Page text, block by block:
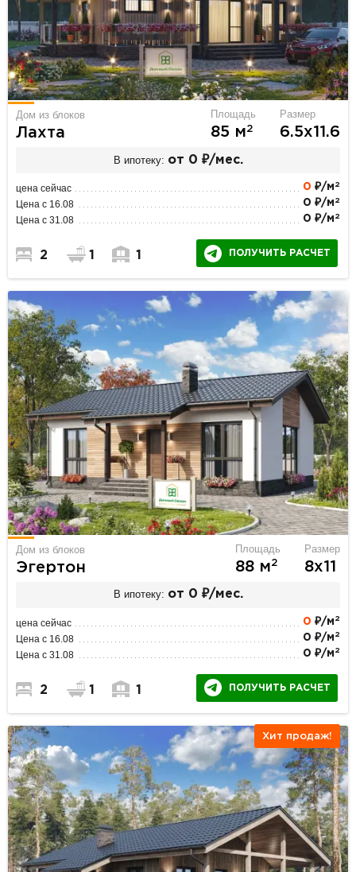
Дом из блоков
Лахта
Площадь
85 м2
Размер
6.5х11.6
В ипотеку: от 0 ₽/мес.
цена сейчас 0 ₽/м 2
Цена с 16.08 0 ₽/м 2
Цена с 31.08 0 ₽/м 2
2 1 1 ПОЛУЧИТЬ РАСЧЕТ
Дом из блоков
Эгертон
Площадь
88 м2
Размер
8х11
В ипотеку: от 0 ₽/мес.
цена сейчас 0 ₽/м 2
Цена с 16.08 0 ₽/м 2
Цена с 31.08 0 ₽/м 2
2 1 1 ПОЛУЧИТЬ РАСЧЕТ
Хит продаж!